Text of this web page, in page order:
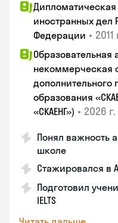
иностранных дел
Федерации • 2011
Образовательная
некоммерческая
дополнительного
образования
«СКАЕНГ») • 2026 г.
Понял важность
школе
Стажировался в
Подготовил
IELTS